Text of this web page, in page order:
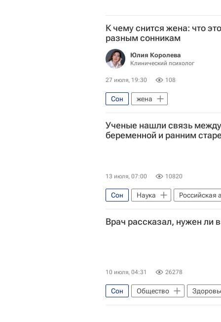
К чему снится жена: что
разным сонникам
Юлия Королева
Клинический психолог
27 июля, 19:30 108
Сон жена
Ученые нашли связь
беременной и ранним
13 июля, 07:00 10820
Сон Наука
Российская
Наука
Университетская
беременность
ребенок
Врач рассказал, нужен ли
10 июля, 04:31 26278
Сон Общество